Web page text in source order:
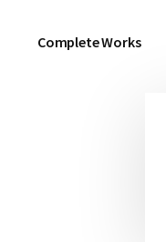
Complete Works